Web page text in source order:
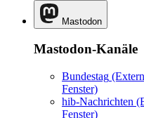
Mastodon
Mastodon-Kanäle
Bundestag
Fenster)
hib-Nachrichten
Fenster)